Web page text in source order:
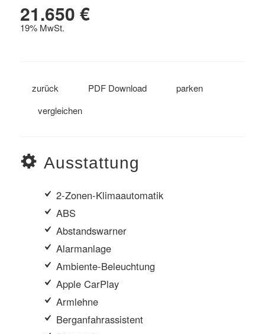
21.650 €
19% MwSt.
zurück PDF Download
parken
vergleichen
Ausstattung
2-Zonen-Klimaautomatik
ABS
Abstandswarner
Alarmanlage
Ambiente-Beleuchtung
Apple CarPlay
Armlehne
Berganfahrassistent